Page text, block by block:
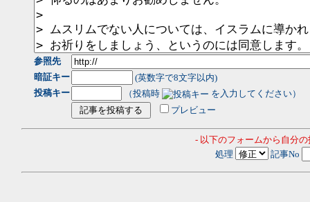
参照先
暗証キー
(英数字で8文字以内)
投稿キー
（投稿時
を入力してください）
プレビュー
- 以下のフォームから自分
処理
記事No